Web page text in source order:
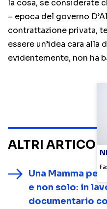
la cosa, se considerate
– epoca del governo
contrattazione privata,
essere un’idea cara alla
evidentemente, non ha
ALTRI
Una Mamma per
e non solo: in
documentario